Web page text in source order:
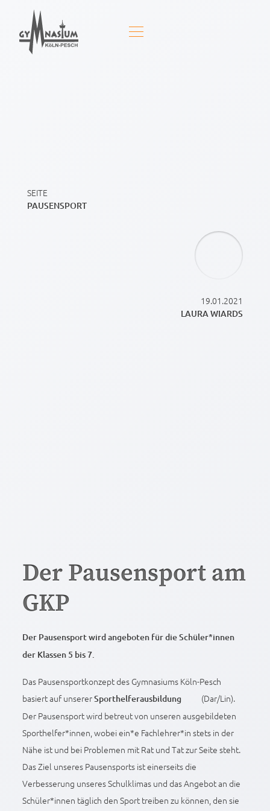
SEITE
PAUSENSPORT
19.01.2021
LAURA WIARDS
Der Pausensport am
GKP
Der Pausensport wird angeboten für die Schüler*innen
der Klassen 5 bis 7.
Das Pausensportkonzept des Gymnasiums Köln-Pesch
basiert auf unsererSporthelferausbildung
(Dar/Lin).
Der Pausensport wird betreut von unseren ausgebildeten
Sporthelfer*innen, wobei ein*e Fachlehrer*in stets in der
Nähe ist und bei Problemen mit Rat und Tat zur Seite steht.
Das Ziel unseres Pausensports ist einerseits die
Verbesserung unseres Schulklimas und das Angebot an die
Schüler*innen täglich den Sport treiben zu können, den sie